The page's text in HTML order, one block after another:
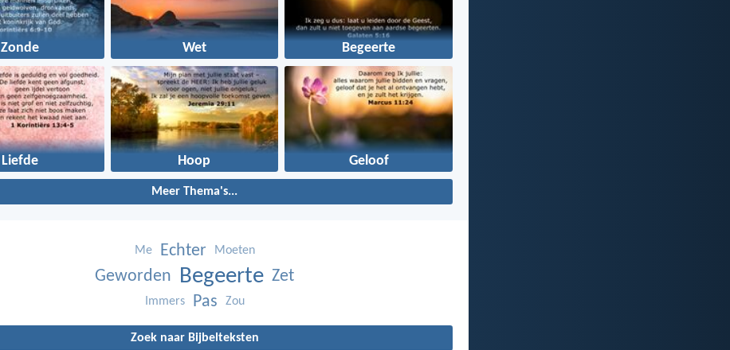
Zonde Wet Begeerte
Liefde Hoop Geloof
Meer Thema's...
Me Echter Moeten
Geworden Begeerte Zet
Immers Pas Zou
Zoek naar Bijbelteksten